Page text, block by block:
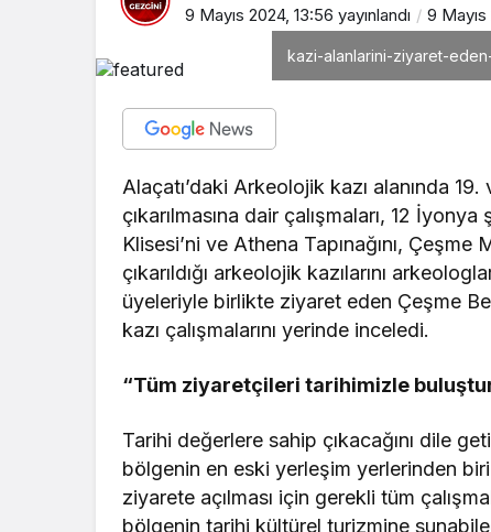
9 Mayıs 2024, 13:56 yayınlandı 9
kazi-alanlarini-ziyaret-
Alaçatı’daki Arkeolojik kazı alanında
çıkarılmasına dair çalışmaları, 12
Klisesi’ni ve Athena Tapınağını,
çıkarıldığı arkeolojik kazılarını
üyeleriyle birlikte ziyaret eden Çeşme
kazı çalışmalarını yerinde inceledi.
“Tüm ziyaretçileri tarihimizle
Tarihi değerlere sahip çıkacağını dile
bölgenin en eski yerleşim yerlerinden
ziyarete açılması için gerekli tüm
bölgenin tarihi kültürel turizmine